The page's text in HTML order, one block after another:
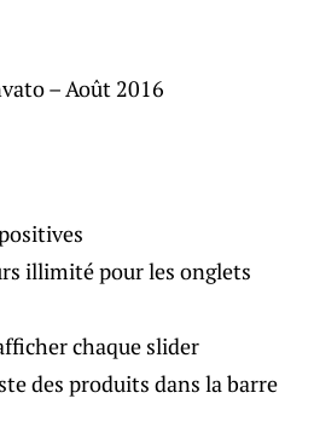
illimité pour les onglets
chaque slider
des produits dans la barre